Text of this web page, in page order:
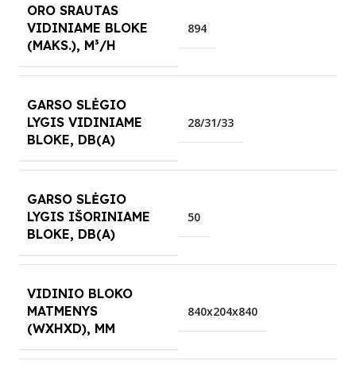
ORO SRAUTAS
VIDINIAME BLOKE
(MAKS.), M³/H
894
GARSO SLĖGIO
LYGIS VIDINIAME
BLOKE, DB(A)
28/31/33
GARSO SLĖGIO
LYGIS IŠORINIAME
BLOKE, DB(A)
50
VIDINIO BLOKO
MATMENYS
(WXHXD), MM
840x204x840